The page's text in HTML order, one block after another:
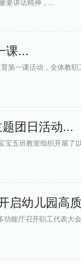
要讲话精神，...
课...
一课活动，全体教
团日活动...
班教室组织开展了
启幼儿园高
能厅召开职工代表大